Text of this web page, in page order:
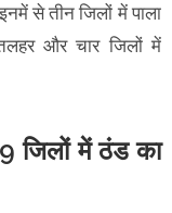
से तीन जिलों में पाला
और चार जिलों में
9 जिलों में ठंड का